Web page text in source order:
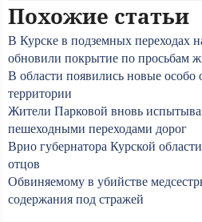
Похожие статьи
В Курске в подземных переходах
обновили покрытие по просьбам
В области появились новые
территории
Жители Парковой вновь
пешеходными переходами дорог
Врио губернатора Курской
отцов
Обвиняемому в убийстве
содержания под стражей